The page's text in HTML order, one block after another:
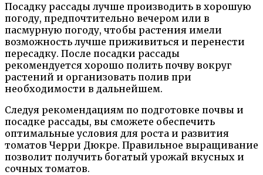
Посадку рассады лучше производить в хорошую
погоду, предпочтительно вечером или в
пасмурную погоду, чтобы растения имели
возможность лучше приживиться и перенести
пересадку. После посадки рассады
рекомендуется хорошо полить почву вокруг
растений и организовать полив при
необходимости в дальнейшем.
Следуя рекомендациям по подготовке почвы и
посадке рассады, вы сможете обеспечить
оптимальные условия для роста и развития
томатов Черри Дюкре. Правильное выращивание
позволит получить богатый урожай вкусных и
сочных томатов.